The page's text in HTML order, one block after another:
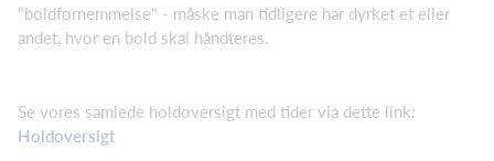
"boldfornemmelse" - måske man tidligere har dyrket et eller
andet, hvor en bold skal håndteres.
Se vores samlede holdoversigt med tider via dette link:
Holdoversigt